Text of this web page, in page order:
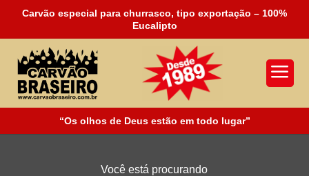
Carvão especial para churrasco, tipo exportação – 100%
Eucalipto
a
“Os olhos de Deus estão em todo lugar”
Você está procurando